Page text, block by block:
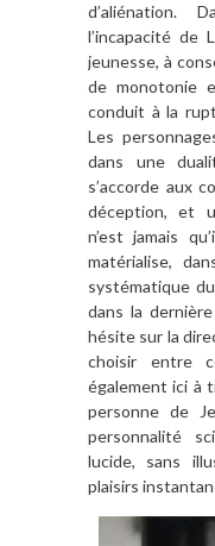
d’aliénation.
l’incapacité de
jeunesse, à
de monotonie
conduit à la
Les
dans une
s’accorde aux
déception, et
n’est jamais
matérialise,
systématique
dans la
hésite sur la
choisir entre
également ici à
personne de
personnalité
lucide, sans
plaisirs